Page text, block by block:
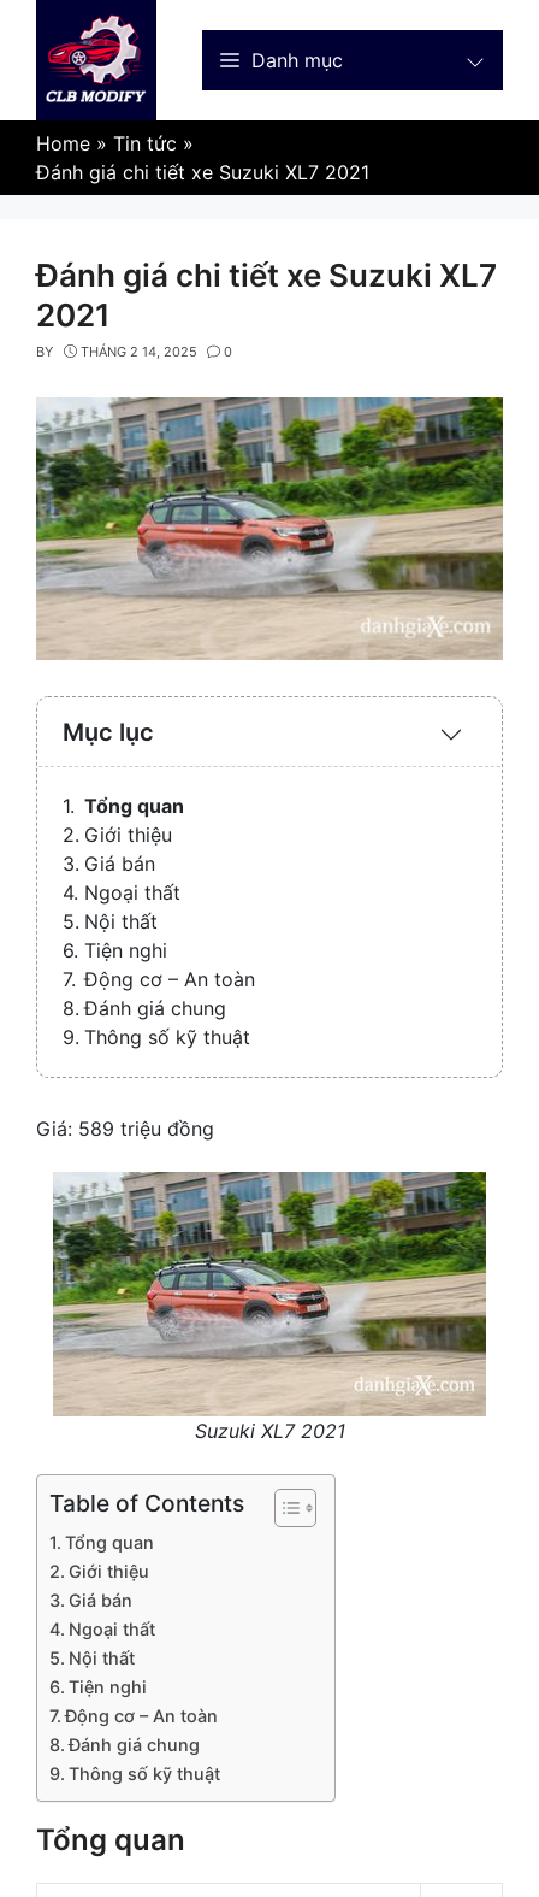
content
Danh mục
Home » Tin tức »
Đánh giá chi tiết xe Suzuki XL7 2021
Đánh giá chi tiết xe Suzuki XL7
2021
BY THÁNG 2 14, 2025 0
Mục lục
Expand
/
Tổng quan
Giới thiệu
Giá bán
Ngoại thất
Nội thất
Tiện nghi
Động cơ – An toàn
Đánh giá chung
Thông số kỹ thuật
Giá: 589 triệu đồng
Suzuki XL7 2021
Table of Contents
Tổng quan
Giới thiệu
Giá bán
Ngoại thất
Nội thất
Tiện nghi
Động cơ – An toàn
Đánh giá chung
Thông số kỹ thuật
Tổng quan